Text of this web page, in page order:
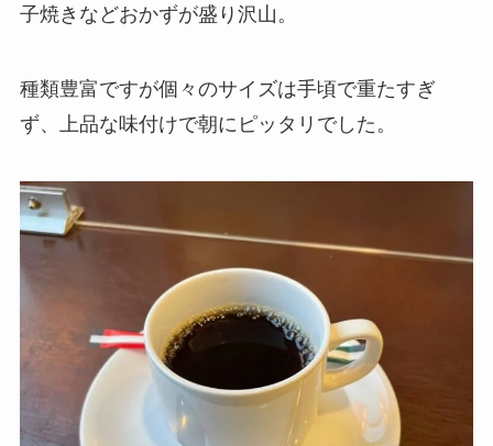
子焼きなどおかずが盛り沢山。
種類豊富ですが個々のサイズは手頃で重たすぎ
ず、上品な味付けで朝にピッタリでした。